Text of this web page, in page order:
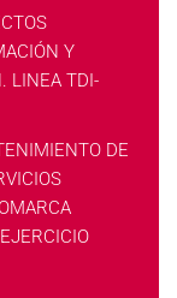
Y
LINEA TDI-
DE